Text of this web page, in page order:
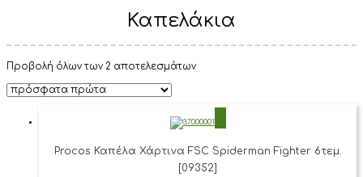
Καπελάκια
Προβολή όλων των 2 αποτελεσμάτων
Procos Καπέλα Χάρτινα FSC Spiderman Fighter 6τεμ.
[09352]